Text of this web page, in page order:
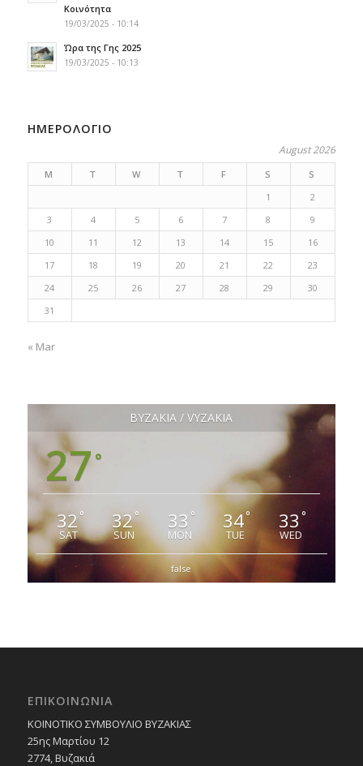
Κοινότητα
19/03/2025 - 10:14
Ώρα της Γης 2025
19/03/2025 - 10:13
ΗΜΕΡΟΛΟΓΙΟ
August 2026
M T W T F S
S
1
2
3
4 5 6 7 8
9
10
11 12 13 14 15
16
17
18 19 20 21 22
23
24
25 26 27 28 29
30
31
« Mar
ΒΥΖΑΚΙΑ / VYZAKIA
27 °
32°
SAT
32°
SUN
33 °
MON
34°
TUE
33 °
WED
false
ΕΠΙΚΟΙΝΩΝΙΑ
ΚΟΙΝΟΤΙΚΟ ΣΥΜΒΟΥΛΙΟ ΒΥΖΑΚΙΑΣ
25ης Μαρτίου 12
2774, Βυζακιά